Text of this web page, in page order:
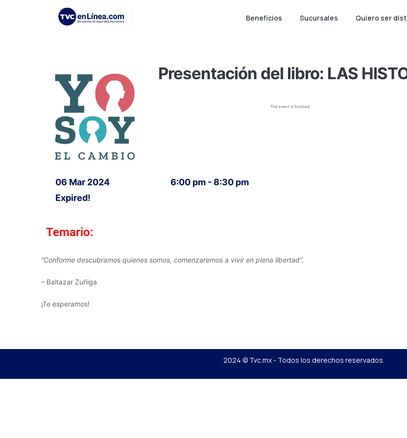
Beneficios Sucursales Quiero ser
Presentación del libro: LAS
The event is finished.
06 Mar 2024
Expired!
6:00 pm - 8:30 pm
Temario:
“Conforme descubramos quienes somos, comenzaremos a vivir en plena libertad”.
– Baltazar Zuñiga
¡Te esperamos!
2024 © Tvc.mx - Todos los derechos reservados.